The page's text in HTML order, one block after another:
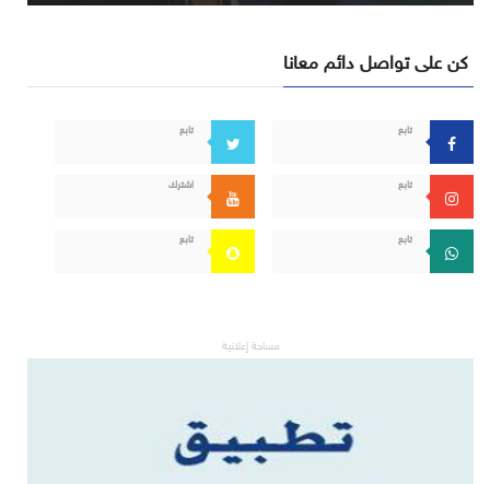
كن على تواصل دائم معانا
تابع تابع
تابع اشترك
تابع تابع
مساحة إعلانية